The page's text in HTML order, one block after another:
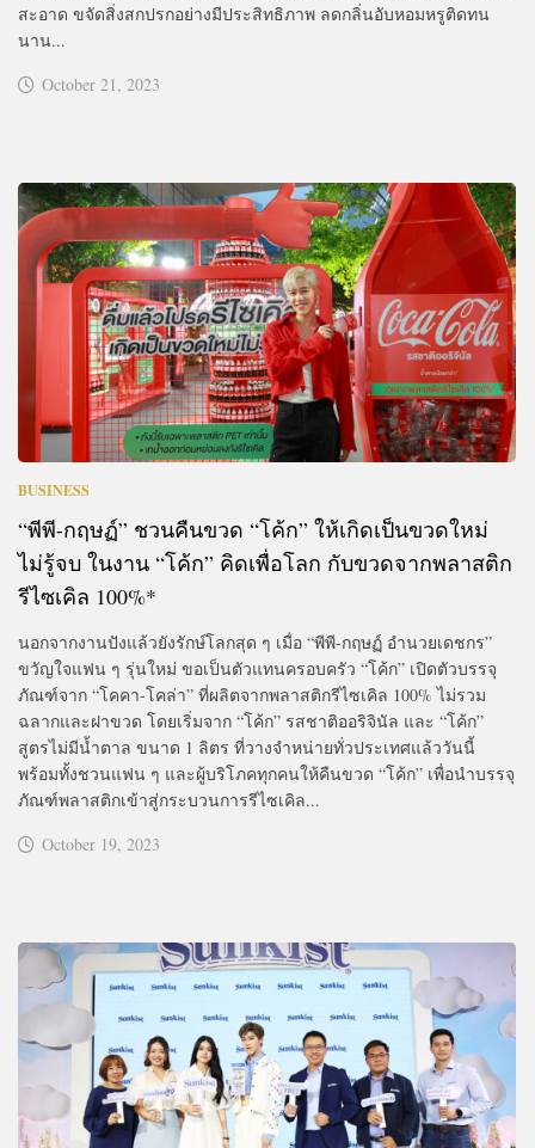
สะอาด ขจัดสิ่งสกปรกอย่างมีประสิทธิภาพ ลดกลิ่นอับหอมหรูติดทน
นาน...
October 21, 2023
BUSINESS
“พีพี-กฤษฏ์” ชวนคืนขวด “โค้ก” ให้เกิดเป็นขวดใหม่
ไม่รู้จบ ในงาน “โค้ก” คิดเพื่อโลก กับขวดจากพลาสติก
รีไซเคิล 100%*
นอกจากงานปังแล้วยังรักษ์โลกสุด ๆ เมื่อ “พีพี-กฤษฏ์ อำนวยเดชกร”
ขวัญใจแฟน ๆ รุ่นใหม่ ขอเป็นตัวแทนครอบครัว “โค้ก” เปิดตัวบรรจุ
ภัณฑ์จาก “โคคา-โคล่า” ที่ผลิตจากพลาสติกรีไซเคิล 100% ไม่รวม
ฉลากและฝาขวด โดยเริ่มจาก “โค้ก” รสชาติออริจินัล และ “โค้ก”
สูตรไม่มีน้ำตาล ขนาด 1 ลิตร ที่วางจำหน่ายทั่วประเทศแล้ววันนี้
พร้อมทั้งชวนแฟน ๆ และผู้บริโภคทุกคนให้คืนขวด “โค้ก” เพื่อนำบรรจุ
ภัณฑ์พลาสติกเข้าสู่กระบวนการรีไซเคิล...
October 19, 2023